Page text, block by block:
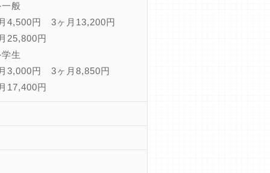
般
4,500円 3ヶ月13,200円
25,800円
生
3,000円 3ヶ月8,850円
17,400円